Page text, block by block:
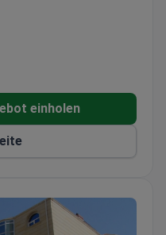
sowie Hilfe bei
einholen